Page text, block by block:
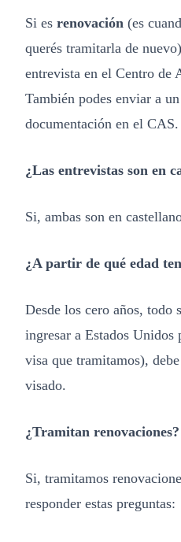
Si es renovación (es
querés tramitarla de
entrevista en el Centro de
También podes enviar a
documentación en el CAS.
¿Las entrevistas son en
Si, ambas son en
¿A partir de qué edad
Desde los cero años, todo
ingresar a Estados
visa que tramitamos),
visado.
¿Tramitan renovaciones?
Si, tramitamos
responder estas preguntas: